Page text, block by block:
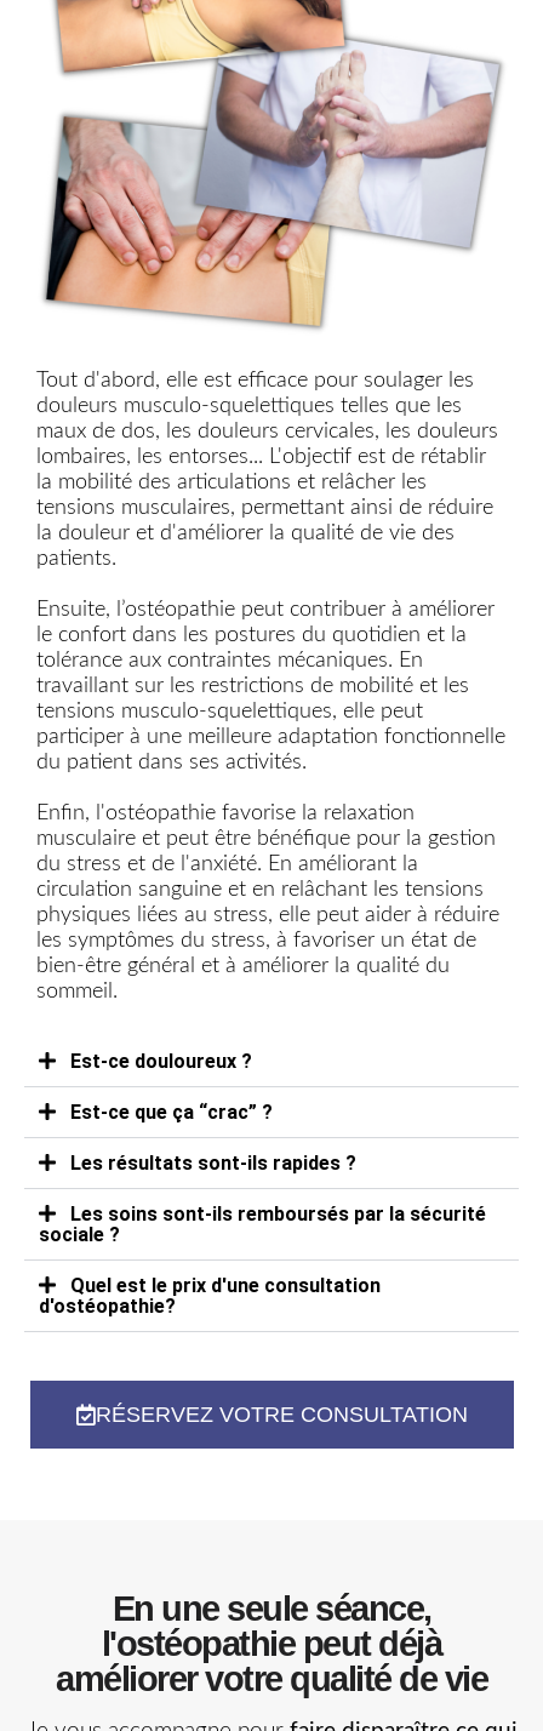
Tout d'abord, elle est efficace pour soulager les
douleurs musculo-squelettiques telles que les
maux de dos, les douleurs cervicales, les douleurs
lombaires, les entorses... L'objectif est de rétablir
la mobilité des articulations et relâcher les
tensions musculaires, permettant ainsi de réduire
la douleur et d'améliorer la qualité de vie des
patients.
Ensuite, l’ostéopathie peut contribuer à améliorer
le confort dans les postures du quotidien et la
tolérance aux contraintes mécaniques. En
travaillant sur les restrictions de mobilité et les
tensions musculo-squelettiques, elle peut
participer à une meilleure adaptation fonctionnelle
du patient dans ses activités.
Enfin, l'ostéopathie favorise la relaxation
musculaire et peut être bénéfique pour la gestion
du stress et de l'anxiété. En améliorant la
circulation sanguine et en relâchant les tensions
physiques liées au stress, elle peut aider à réduire
les symptômes du stress, à favoriser un état de
bien-être général et à améliorer la qualité du
sommeil.
Est-ce douloureux ?
Est-ce que ça “crac” ?
Les résultats sont-ils rapides ?
Les soins sont-ils remboursés par la sécurité
sociale ?
Quel est le prix d'une consultation
d'ostéopathie?
RÉSERVEZ VOTRE CONSULTATION
En une seule séance,
l'ostéopathie peut déjà
améliorer votre qualité de vie